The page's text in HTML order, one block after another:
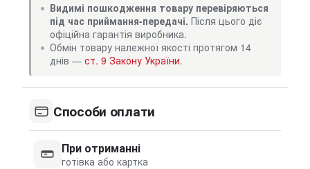
Видимі пошкодження товару перевіряються
під час приймання-передачі. Після цього діє
офіційна гарантія виробника.
Обмін товару належної якості протягом 14
днів — ст. 9 Закону України.
Способи оплати
При отриманні
готівка або картка